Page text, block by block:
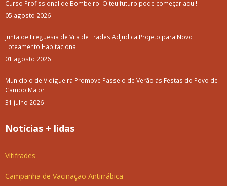
Curso Profissional de Bombeiro: O teu futuro pode começar aqui!
05 agosto 2026
Junta de Freguesia de Vila de Frades Adjudica Projeto para Novo
Loteamento Habitacional
01 agosto 2026
Município de Vidigueira Promove Passeio de Verão às Festas do Povo de
Campo Maior
31 julho 2026
Notícias + lidas
Vitifrades
Campanha de Vacinação Antirrábica